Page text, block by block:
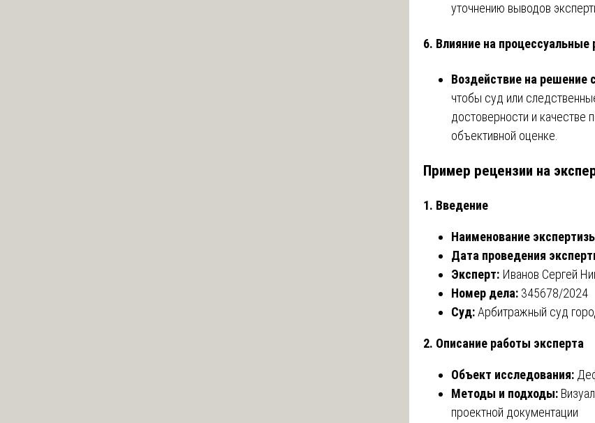
уточнению выводов
6. Влияние на процессуальные
Воздействие на решение
чтобы суд или
достоверности и качестве
объективной оценке.
Пример рецензии на
1. Введение
Наименование
Дата проведения
Эксперт: Иванов Сергей
Номер дела: 345678/2024
Суд:Арбитражный суд
2. Описание работы эксперта
Объект исследования:
Методы и подходы:
проектной документации